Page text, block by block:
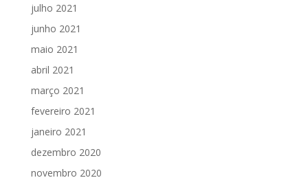
julho 2021
junho 2021
maio 2021
abril 2021
março 2021
fevereiro 2021
janeiro 2021
dezembro 2020
novembro 2020